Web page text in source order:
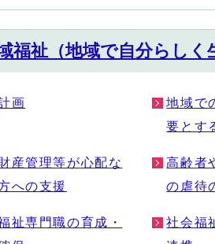
福祉（地域で自分らしく
画
地域で
要とす
産管理等が心配な
への支援
高齢者
の虐待
祉専門職の育成・
社会福